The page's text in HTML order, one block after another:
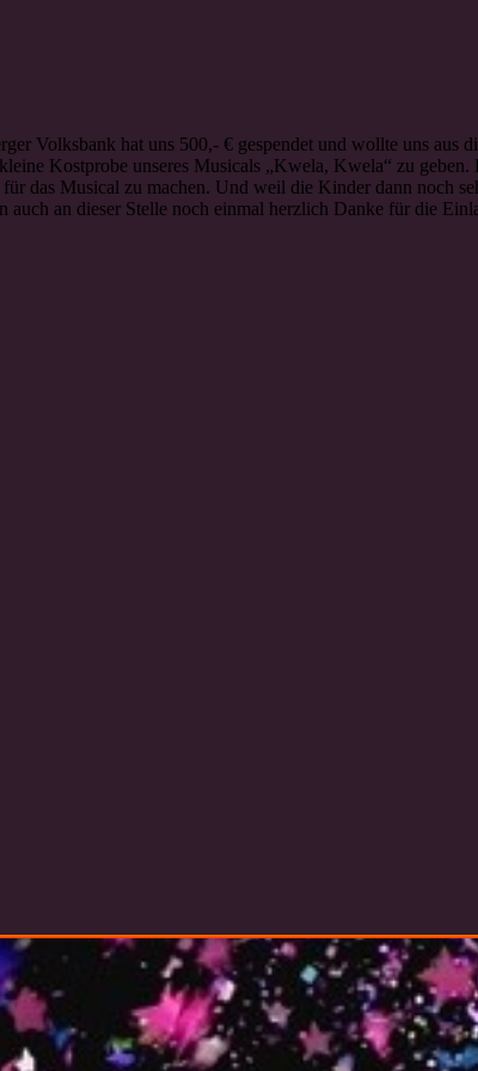
Volksbank hat uns 500,- € gespendet und wollte uns aus
Kostprobe unseres Musicals „Kwela, Kwela“ zu
das Musical zu machen. Und weil die Kinder dann noch
an dieser Stelle noch einmal herzlich Danke für die